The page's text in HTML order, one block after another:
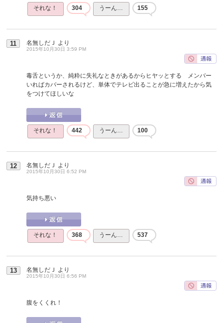
それな！ 304 うーん… 155
11 名無しだＪ より
2015年10月30日 3:59 PM
毒舌というか、純粋に失礼なときがあるからヒヤッとする メンバー
いればカバーされるけど、単体でテレビ出ることが急に増えたから気
をつけてほしいな
それな！ 442 うーん… 100
12 名無しだＪ より
2015年10月30日 6:52 PM
気持ち悪い
それな！ 368 うーん… 537
13 名無しだＪ より
2015年10月30日 6:56 PM
腹をくくれ！